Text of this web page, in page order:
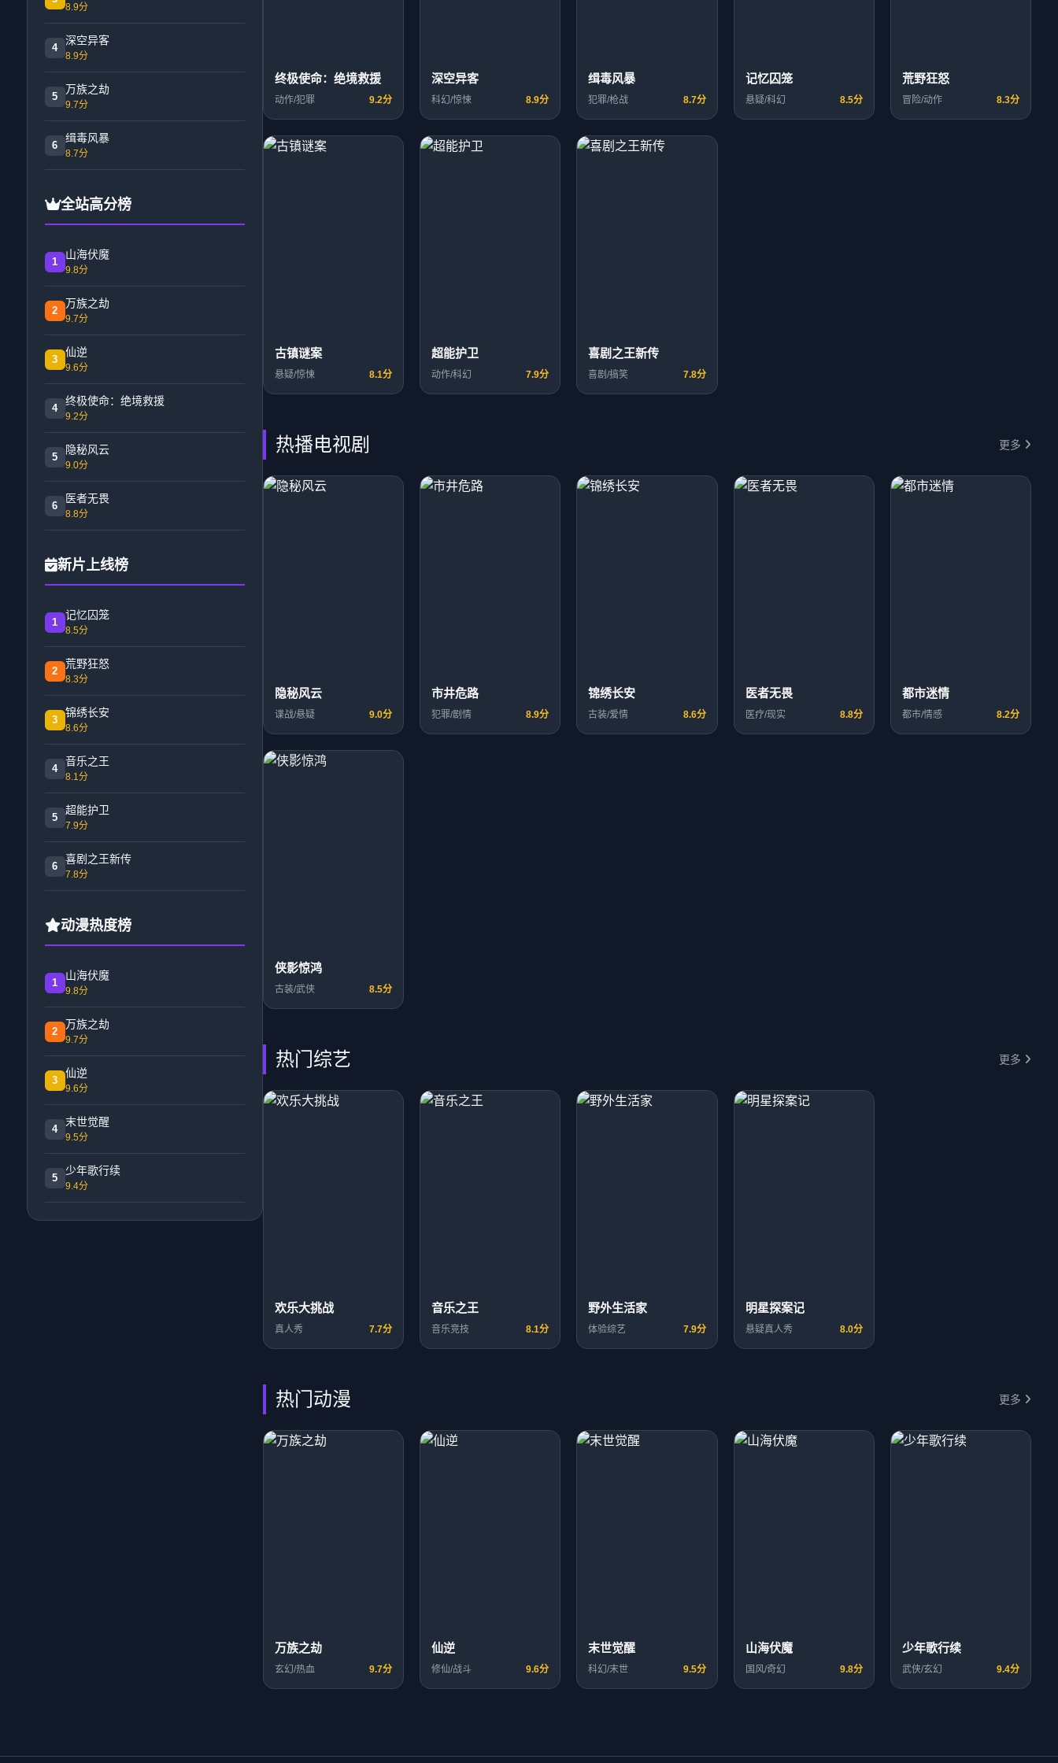
8.9分
4
深空异客
8.9分
5
万族之劫
9.7分
6
缉毒风暴
8.7分
全站高分榜
1
山海伏魔
9.8分
2
万族之劫
9.7分
3
仙逆
9.6分
4
终极使命：绝境救援
9.2分
5
隐秘风云
9.0分
6
医者无畏
8.8分
新片上线榜
1
记忆囚笼
8.5分
2
荒野狂怒
8.3分
3
锦绣长安
8.6分
4
音乐之王
8.1分
5
超能护卫
7.9分
6
喜剧之王新传
7.8分
动漫热度榜
1
山海伏魔
9.8分
2
万族之劫
9.7分
3
仙逆
9.6分
4
末世觉醒
9.5分
5
少年歌行续
9.4分
终极使命：绝境救援
动作/犯罪 9.2分
深空异客
科幻/惊悚 8.9分
缉毒风暴
犯罪/枪战 8.7分
记忆囚笼
悬疑/科幻 8.5分
荒野狂怒
冒险/动作 8.3分
古镇谜案
悬疑/惊悚 8.1分
超能护卫
动作/科幻 7.9分
喜剧之王新传
喜剧/搞笑 7.8分
热播电视剧 更多
隐秘风云
谍战/悬疑 9.0分
市井危路
犯罪/剧情 8.9分
锦绣长安
古装/爱情 8.6分
医者无畏
医疗/现实 8.8分
都市迷情
都市/情感 8.2分
侠影惊鸿
古装/武侠 8.5分
热门综艺 更多
欢乐大挑战
真人秀 7.7分
音乐之王
音乐竞技 8.1分
野外生活家
体验综艺 7.9分
明星探案记
悬疑真人秀 8.0分
热门动漫 更多
万族之劫
玄幻/热血 9.7分
仙逆
修仙/战斗 9.6分
末世觉醒
科幻/末世 9.5分
山海伏魔
国风/奇幻 9.8分
少年歌行续
武侠/玄幻 9.4分